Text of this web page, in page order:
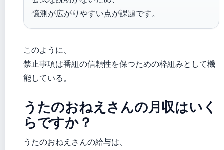
憶測が広がりやすい点が課題です。
このように、
禁止事項は番組の信頼性を保つための枠組みとして機
能している。
うたのおねえさんの月収はいく
らですか？
うたのおねえさんの給与は、